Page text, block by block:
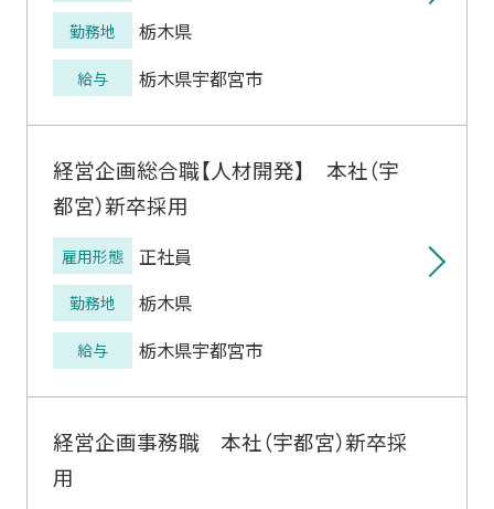
勤務地 栃木県
給与 栃木県宇都宮市
経営企画総合職【人材開発】 本社（宇
都宮）新卒採用
雇用形態 正社員
勤務地 栃木県
給与 栃木県宇都宮市
経営企画事務職 本社（宇都宮）新卒採
用